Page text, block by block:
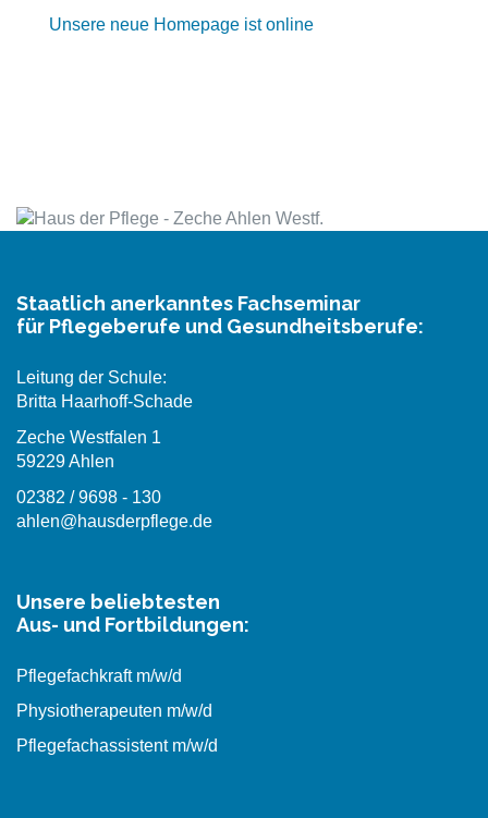
Unsere neue Homepage ist online
Staatlich anerkanntes Fachseminar
für Pflegeberufe und Gesundheitsberufe:
Leitung der Schule:
Britta Haarhoff-Schade
Zeche Westfalen 1
59229 Ahlen
02382 / 9698 - 130
ahlen@hausderpflege.de
Unsere beliebtesten
Aus- und Fortbildungen:
Pflegefachkraft m/w/d
Physiotherapeuten m/w/d
Pflegefachassistent m/w/d